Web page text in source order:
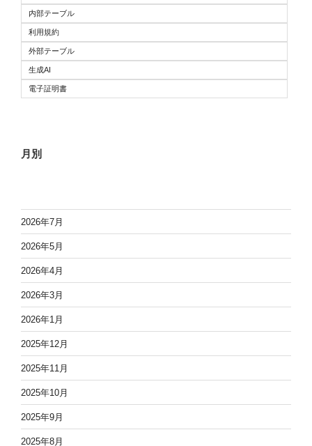
内部テーブル
利用規約
外部テーブル
生成AI
電子証明書
月別
2026年7月
2026年5月
2026年4月
2026年3月
2026年1月
2025年12月
2025年11月
2025年10月
2025年9月
2025年8月